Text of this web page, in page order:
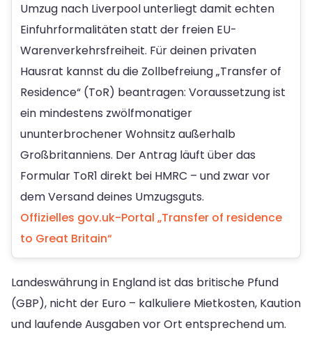
Umzug nach Liverpool unterliegt damit echten
Einfuhrformalitäten statt der freien EU-
Warenverkehrsfreiheit. Für deinen privaten
Hausrat kannst du die Zollbefreiung „Transfer of
Residence“ (ToR) beantragen: Voraussetzung ist
ein mindestens zwölfmonatiger
ununterbrochener Wohnsitz außerhalb
Großbritanniens. Der Antrag läuft über das
Formular ToR1 direkt bei HMRC – und zwar vor
dem Versand deines Umzugsguts.
Offizielles gov.uk-Portal „Transfer of residence
to Great Britain“
Landeswährung in England ist das britische Pfund
(GBP), nicht der Euro – kalkuliere Mietkosten, Kaution
und laufende Ausgaben vor Ort entsprechend um.